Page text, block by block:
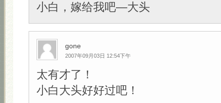
小白，嫁给我吧—大头
gone
2007年09月03日 12:54下午
太有才了！
小白大头好好过吧！